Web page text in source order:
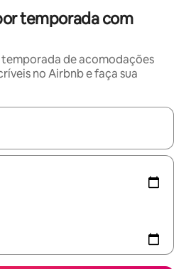
temporada com
de acomodações
no Airbnb e faça sua
estiverem disponíveis, explore-os